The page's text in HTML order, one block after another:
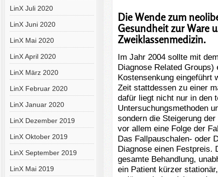
LinX Juli 2020
LinX Juni 2020
LinX Mai 2020
LinX April 2020
LinX März 2020
LinX Februar 2020
LinX Januar 2020
LinX Dezember 2019
LinX Oktober 2019
LinX September 2019
LinX Mai 2019
Die Wende zum
Gesundheit zur Ware
Zweiklassenmedizin.
Im Jahr 2004 sollte mit
Diagnose Related
Kostensenkung eingeführt
Zeit stattdessen zu einer
dafür liegt nicht nur in den
Untersuchungsmethoden
sondern die Steigerung
vor allem eine Folge der
Das Fallpauschalen- oder
Diagnose einen Festpreis.
gesamte Behandlung,
ein Patient kürzer